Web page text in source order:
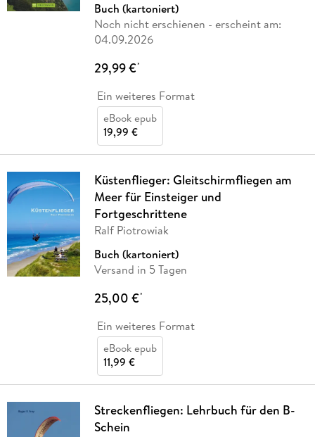
Buch (kartoniert)
Noch nicht erschienen - erscheint am:
04.09.2026
29,99 €*
Ein weiteres Format
eBook epub
19,99 €
Küstenflieger: Gleitschirmfliegen am
Meer für Einsteiger und
Fortgeschrittene
Ralf Piotrowiak
Buch (kartoniert)
Versand in 5 Tagen
25,00 €*
Ein weiteres Format
eBook epub
11,99 €
Streckenfliegen: Lehrbuch für den B-
Schein